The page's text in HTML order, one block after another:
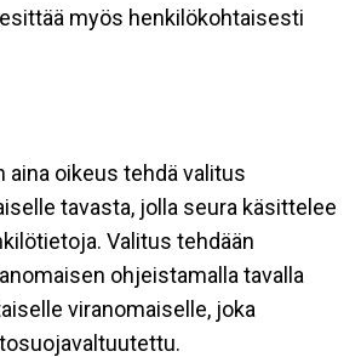
myös henkilökohtaisesti
aina oikeus tehdä valitus
tavasta, jolla seura käsittelee
Valitus tehdään
ohjeistamalla tavalla
viranomaiselle, joka